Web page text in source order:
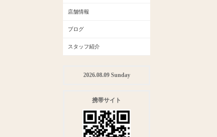
店舗情報
ブログ
スタッフ紹介
2026.08.09 Sunday
携帯サイト